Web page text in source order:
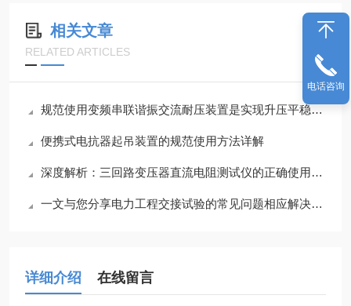
相关文章
RELATED ARTICLES
规范使用变频串联谐振交流耐压装置是实现升压平稳的根本保障
便携式电抗器起吊装置的规范使用方法详解
深度解析：三回路变压器直流电阻测试仪的正确使用方法全攻略
一文与您分享电力工程交接试验的常见问题相应解决方法
详细介绍 在线留言
电话咨询